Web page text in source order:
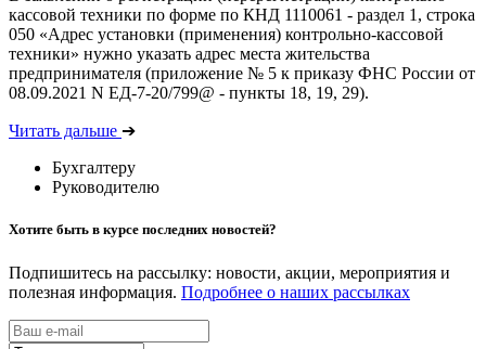
кассовой техники по форме по КНД 1110061 - раздел 1, строка
050 «Адрес установки (применения) контрольно-кассовой
техники» нужно указать адрес места жительства
предпринимателя (приложение № 5 к приказу ФНС России от
08.09.2021 N ЕД-7-20/799@ - пункты 18, 19, 29).
Читать дальше ➔
Бухгалтеру
Руководителю
Хотите быть в курсе последних новостей?
Подпишитесь на рассылку: новости, акции, мероприятия и
полезная информация. Подробнее о наших рассылках